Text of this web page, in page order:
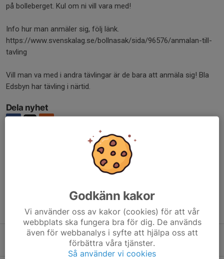
på bolleberget. Kul om ni vill vara med!
Info hur man anmäler sig, följ länk.
https://www.svenskalag.se/bollnasak/sida/96576/anmalan-till-
tavling
Vill man va med i andra tävlingar är de bara att anmäla sig! Bla
Edsbyn har tävling i närtid.
Dela nyhet
Tidigare nyheter
Inställd träning i kväll 21/2
21 feb 2024 0
Godkänn kakor
Vi använder oss av kakor (cookies) för att vår
webbplats ska fungera bra för dig. De används
även för webbanalys i syfte att hjälpa oss att
förbättra våra tjänster.
Så använder vi cookies